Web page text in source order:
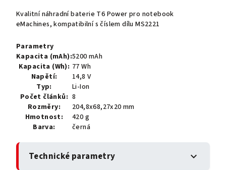
Kvalitní náhradní baterie T6 Power pro notebook
eMachines, kompatibilní s číslem dílu MS2221
Parametry
Kapacita (mAh):5200 mAh
Kapacita (Wh): 77 Wh
Napětí:
14,8 V
Typ:
Li-Ion
Počet článků: 8
Rozměry:
204,8x68,27x20 mm
Hmotnost:
420 g
Barva:
černá
Technické parametry expand_more